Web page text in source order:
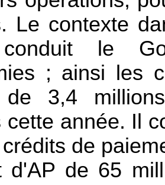
Le contexte
le
; ainsi les
de 3,4
cette année. Il
de
d'AP de 65